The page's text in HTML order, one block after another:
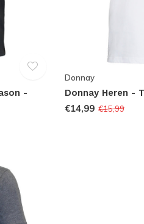
-
Donnay
Donnay Heren -
€14,99 €15,99